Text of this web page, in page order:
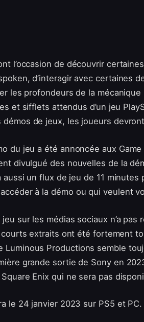
l’occasion de découvrir
d’interagir avec certaines
les profondeurs de la
et sifflets attendus d’un jeu
démos de jeux, les joueurs
du jeu a été annoncée aux
divulgué des nouvelles de la
aussi un flux de jeu de 11
à la démo ou qui veulent
sur les médias sociaux n’a
extraits ont été fortement
Luminous Productions semble
grande sortie de Sony en
Enix qui ne sera pas
le 24 janvier 2023 sur PS5 et PC.